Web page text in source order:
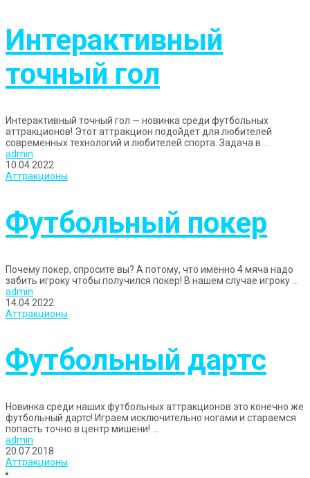
Интерактивный
точный гол
Интерактивный точный гол — новинка среди футбольных
аттракционов! Этот аттракцион подойдет для любителей
современных технологий и любителей спорта. Задача в ...
admin
10.04.2022
Аттракционы
Футбольный покер
Почему покер, спросите вы? А потому, что именно 4 мяча надо
забить игроку чтобы получился покер! В нашем случае игроку ...
admin
14.04.2022
Аттракционы
Футбольный дартс
Новинка среди наших футбольных аттракционов это конечно же
футбольный дартс! Играем исключительно ногами и стараемся
попасть точно в центр мишени! ...
admin
20.07.2018
Аттракционы